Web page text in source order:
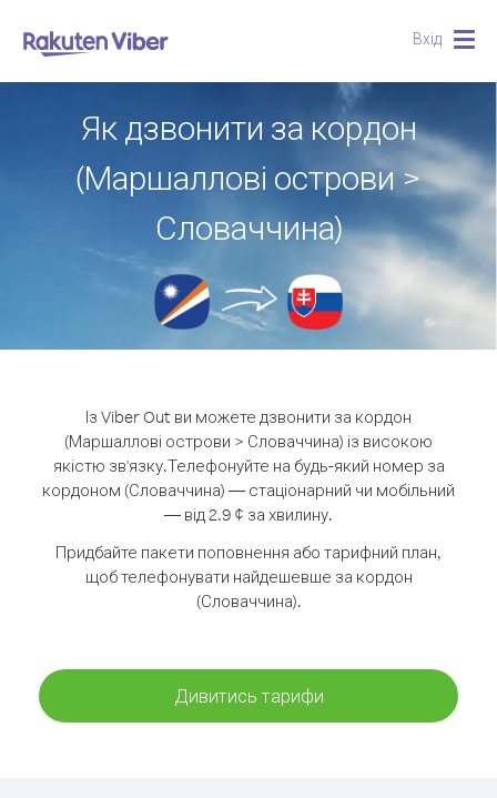
Вхід
Як дзвонити за кордон
(Маршаллові острови >
Словаччина)
Із Viber Out ви можете дзвонити за кордон
(Маршаллові острови > Словаччина) із високою
якістю зв'язку.Телефонуйте на будь-який номер за
кордоном (Словаччина) — стаціонарний чи мобільний
— від 2.9 ¢ за хвилину.
Придбайте пакети поповнення або тарифний план,
щоб телефонувати найдешевше за кордон
(Словаччина).
Дивитись тарифи